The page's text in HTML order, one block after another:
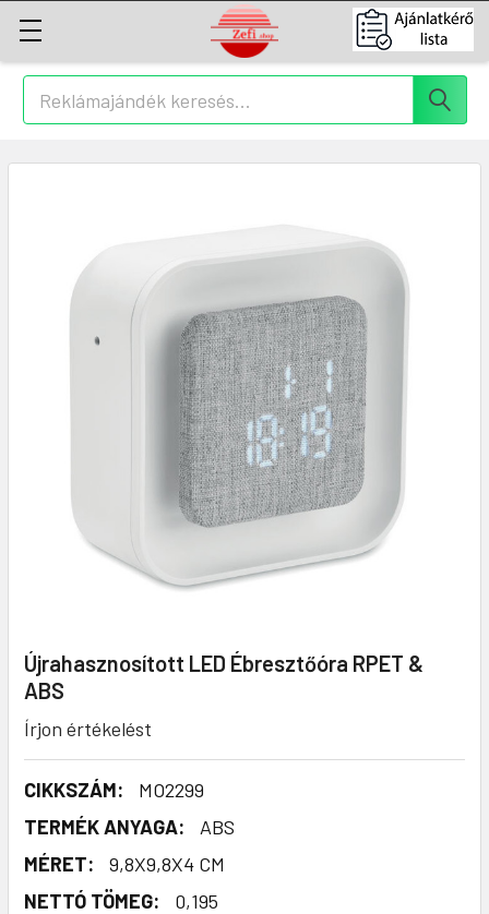
Keresés
Újrahasznosított LED Ébresztőóra RPET &
ABS
Írjon értékelést
CIKKSZÁM:
MO2299
TERMÉK ANYAGA:
ABS
MÉRET:
9,8X9,8X4 CM
NETTÓ TÖMEG:
0,195